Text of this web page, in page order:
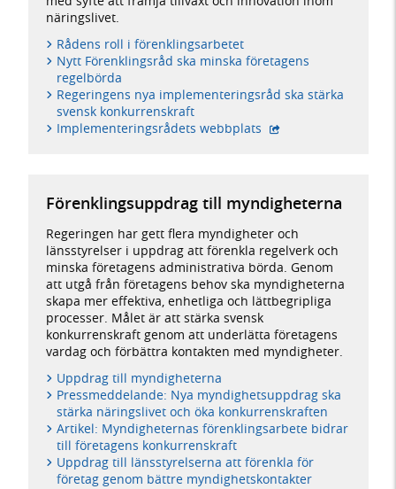
näringslivet.
Rådens roll i förenklingsarbetet
Nytt Förenklingsråd ska minska företagens
regelbörda
Regeringens nya implementeringsråd ska stärka
svensk konkurrenskraft
Implementeringsrådets webbplats - extern webbplats,
Förenklingsuppdrag till myndigheterna
Regeringen har gett flera myndigheter och
länsstyrelser i uppdrag att förenkla regelverk och
minska företagens administrativa börda. Genom
att utgå från företagens behov ska myndigheterna
skapa mer effektiva, enhetliga och lättbegripliga
processer. Målet är att stärka svensk
konkurrenskraft genom att underlätta företagens
vardag och förbättra kontakten med myndigheter.
Uppdrag till myndigheterna
Pressmeddelande: Nya myndighetsuppdrag ska
stärka näringslivet och öka konkurrenskraften
Artikel: Myndigheternas förenklingsarbete bidrar
till företagens konkurrenskraft
Uppdrag till länsstyrelserna att förenkla för
företag genom bättre myndighetskontakter